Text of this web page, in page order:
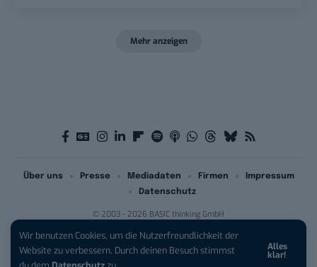
Wir benutzen Cookies, um die Nutzerfreundlichkeit der
Website zu verbessern. Durch deinen Besuch stimmst
Alles
klar!
Mehr anzeigen
© 2003 - 2026 BASIC thinking GmbH
Über uns Presse Mediadaten Firmen
Impressum
Datenschutz
iPhone 17 Pro sichern:Für 1 € +
200 € Hardware-Bonus!